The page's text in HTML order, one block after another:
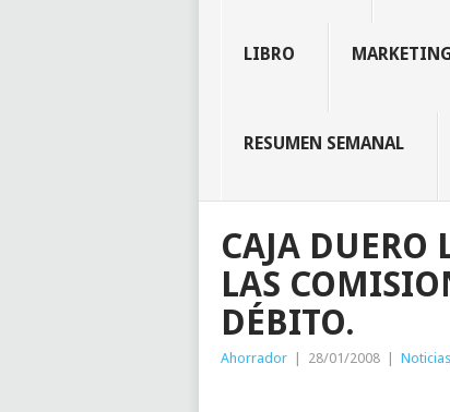
LIBRO
RESUMEN SEMANAL
CAJA DUERO
LAS
DÉBITO.
Ahorrador 28/01/2008 Noticias